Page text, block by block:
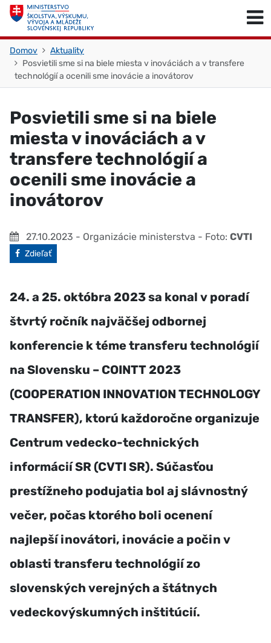
Skočiť na obsah
Domov
Aktuality
Posvietili sme si na biele miesta v inováciách a v transfere
technológií a ocenili sme inovácie a inovátorov
Posvietili sme si na biele
miesta v inováciách a v
transfere technológií a
ocenili sme inovácie a
inovátorov
27.10.2023 - Organizácie ministerstva - Foto: CVTI
Facebook
Zdieľať
24. a 25. októbra 2023 sa konal v poradí
štvrtý ročník najväčšej odbornej
konferencie k téme transferu technológií
na Slovensku – COINTT 2023
(COOPERATION INNOVATION TECHNOLOGY
TRANSFER), ktorú každoročne organizuje
Centrum vedecko-technických
informácií SR (CVTI SR). Súčasťou
prestížneho podujatia bol aj slávnostný
večer, počas ktorého boli ocenení
najlepší inovátori, inovácie a počin v
oblasti transferu technológií zo
slovenských verejných a štátnych
vedeckovýskumných inštitúcií.
Skočiť na začiatok stránky